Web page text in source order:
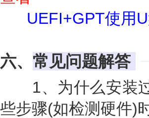
UEFI+GPT使用U
六、 常见问题解答
1、为什么安装过
些步骤(如检测硬件)